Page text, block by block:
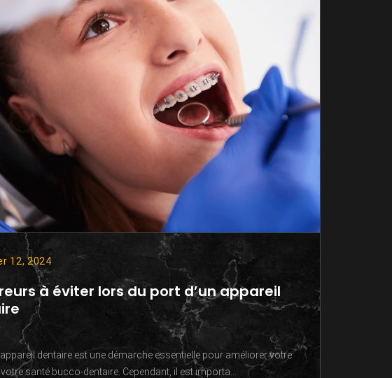
12, 2024
à éviter lors du port d’un appareil
dentaire est une démarche essentielle pour améliorer votre
santé bucco-dentaire. Cependant, il est importa...